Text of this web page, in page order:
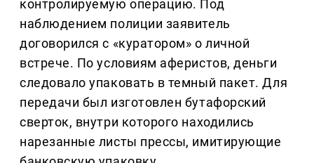
контролируемую операцию. Под
наблюдением полиции заявитель
договорился с «куратором» о личной
встрече. По условиям аферистов, деньги
следовало упаковать в темный пакет. Для
передачи был изготовлен бутафорский
сверток, внутри которого находились
нарезанные листы прессы, имитирующие